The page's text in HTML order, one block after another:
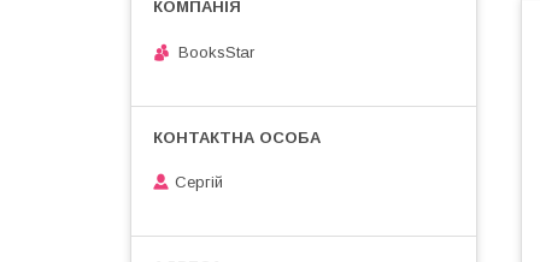
BooksStar
Сергій